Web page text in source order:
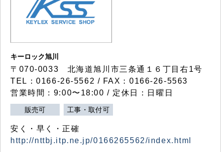
キーロック旭川
〒070-0033 北海道旭川市三条通１６丁目右1号
TEL：0166-26-5562 / FAX：0166-26-5563
営業時間：9:00〜18:00 / 定休日：日曜日
販売可 工事・取付可
安く・早く・正確
http://nttbj.itp.ne.jp/0166265562/index.html